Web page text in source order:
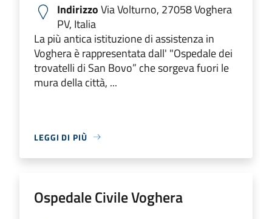
IndirizzoVia Volturno, 27058 Voghera
PV, Italia
La più antica istituzione di assistenza in
Voghera è rappresentata dall' "Ospedale dei
trovatelli di San Bovo” che sorgeva fuori le
mura della città, ...
LEGGI DI PIÙ
Ospedale Civile Voghera